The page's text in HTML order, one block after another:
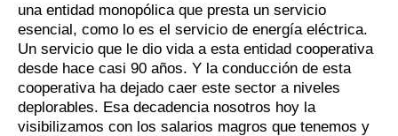
una entidad monopólica que presta un servicio
esencial, como lo es el servicio de energía eléctrica.
Un servicio que le dio vida a esta entidad cooperativa
desde hace casi 90 años. Y la conducción de esta
cooperativa ha dejado caer este sector a niveles
deplorables. Esa decadencia nosotros hoy la
visibilizamos con los salarios magros que tenemos y